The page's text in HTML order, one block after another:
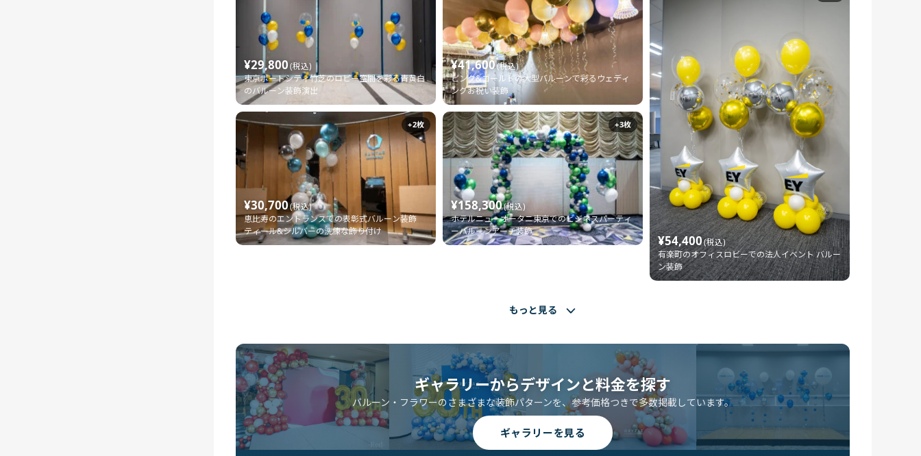
¥41,600(税込)
ピンク&ゴールドの大型バルーンで彩るウェディ
ングお祝い装飾
¥29,800(税込)
東京ポートシティ竹芝のロビー空間を彩る青黄白
のバルーン装飾演出
¥54,400(税込)
有楽町のオフィスロビーでの法人イベント バルー
ン装飾
+2枚
¥30,700(税込)
恵比寿のエントランスでの表彰式バルーン装飾
ティール&シルバーの洗練な飾り付け
+3枚
¥158,300(税込)
ホテルニューオータニ東京でのビジネスパーティ
ーバルーンアーチ装飾
もっと見る
ギャラリーからデザインと料金を探す
バルーン・フラワーのさまざまな装飾パターンを、参考価格つきで多数掲載しています。
ギャラリーを見る